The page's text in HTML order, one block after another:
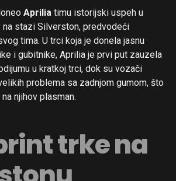
Aprilia timu istorijski uspeh u
stazi Silverston, predvodeći
tima. U trci koja je donela jasnu
i gubitnike, Aprilia je prvi put zauzela
u kratkoj trci, dok su vozači
problema sa zadnjom gumom, što
njihov plasman.
trke na